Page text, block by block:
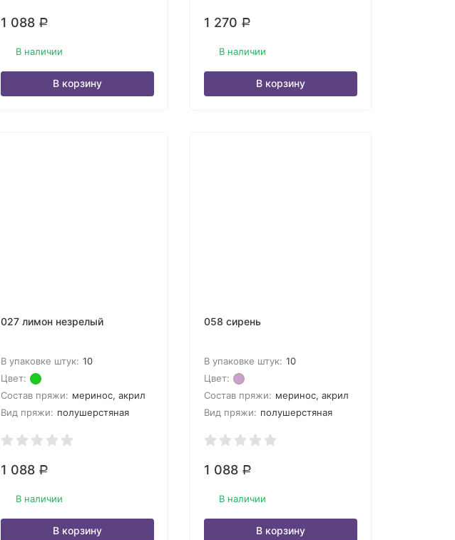
1 088 Р
В наличии
В корзину
1 270 Р
В наличии
В корзину
027 лимон незрелый
В упаковке штук: 10
Цвет:
Состав пряжи: меринос, акрил
Вид пряжи: полушерстяная
1 088 Р
В наличии
В корзину
058 сирень
В упаковке штук: 10
Цвет:
Состав пряжи: меринос, акрил
Вид пряжи: полушерстяная
1 088 Р
В наличии
В корзину